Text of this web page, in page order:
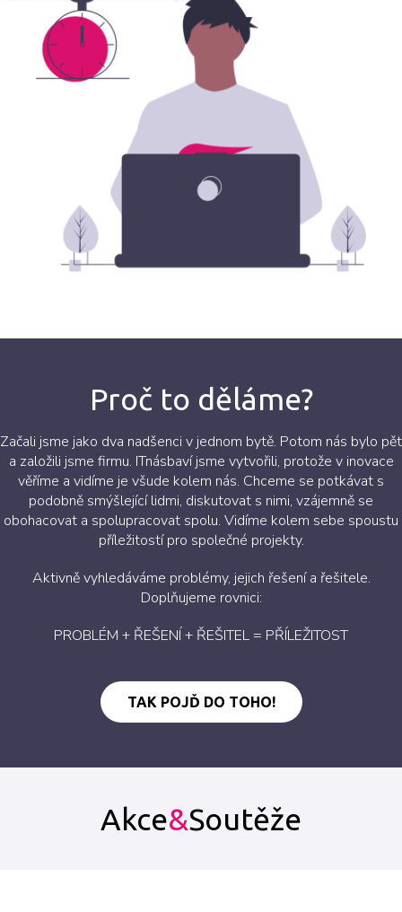
Proč to děláme?
Začali jsme jako dva nadšenci v jednom bytě. Potom nás bylo pět
a založili jsme firmu. ITnásbaví jsme vytvořili, protože v inovace
věříme a vidíme je všude kolem nás. Chceme se potkávat s
podobně smýšlející lidmi, diskutovat s nimi, vzájemně se
obohacovat a spolupracovat spolu. Vidíme kolem sebe spoustu
příležitostí pro společné projekty.
Aktivně vyhledáváme problémy, jejich řešení a řešitele.
Doplňujeme rovnici:
PROBLÉM + ŘEŠENÍ + ŘEŠITEL = PŘÍLEŽITOST
TAK POJĎ DO TOHO!
Akce&Soutěže